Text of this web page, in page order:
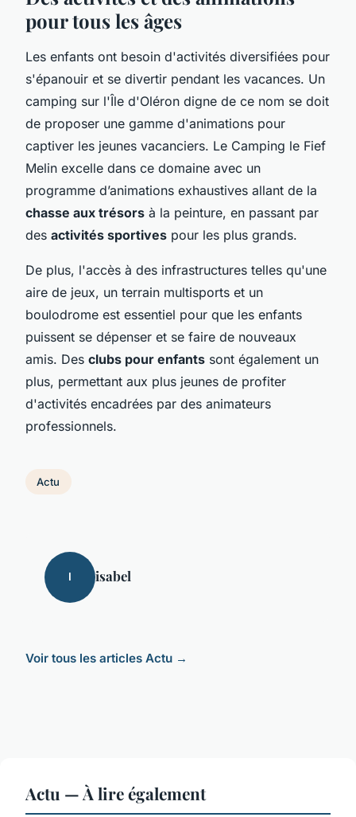
pour tous les âges
Les enfants ont besoin d'activités diversifiées pour
s'épanouir et se divertir pendant les vacances. Un
camping sur l'Île d'Oléron digne de ce nom se doit
de proposer une gamme d'animations pour
captiver les jeunes vacanciers. Le Camping le Fief
Melin excelle dans ce domaine avec un
programme d’animations exhaustives allant de la
chasse aux trésors à la peinture, en passant par
des activités sportives pour les plus grands.
De plus, l'accès à des infrastructures telles qu'une
aire de jeux, un terrain multisports et un
boulodrome est essentiel pour que les enfants
puissent se dépenser et se faire de nouveaux
amis. Des clubs pour enfants sont également un
plus, permettant aux plus jeunes de profiter
d'activités encadrées par des animateurs
professionnels.
Actu
I isabel
Voir tous les articles Actu →
Actu — À lire également